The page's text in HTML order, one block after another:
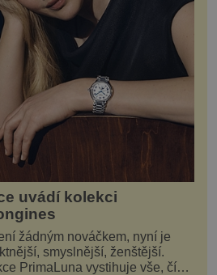
uvádí kolekci
žádným nováčkem, nyní je
smyslnější, ženštější.
PrimaLuna vystihuje vše, čím